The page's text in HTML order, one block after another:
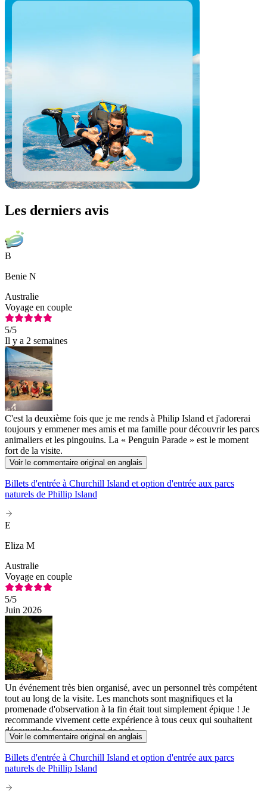
Les derniers avis
B
Benie N
Australie
Voyage en couple
5/5
Il y a 2 semaines
C'est la deuxième fois que je me rends à Philip Island et j'adorerai
toujours y emmener mes amis et ma famille pour découvrir les parcs
animaliers et les pingouins. La « Penguin Parade » est le moment
fort de la visite.
Voir le commentaire original en anglais
Billets d'entrée à Churchill Island et option d'entrée aux parcs
naturels de Phillip Island
E
Eliza M
Australie
Voyage en couple
5/5
Juin 2026
Un événement très bien organisé, avec un personnel très compétent
tout au long de la visite. Les manchots sont magnifiques et la
promenade d'observation à la fin était tout simplement épique ! Je
recommande vivement cette expérience à tous ceux qui souhaitent
découvrir la faune sauvage de près.
Voir le commentaire original en anglais
Billets d'entrée à Churchill Island et option d'entrée aux parcs
naturels de Phillip Island